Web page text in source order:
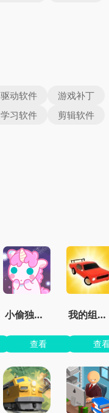
驱动软件
游戏补丁
学习软件
剪辑软件
小偷独角兽免费
查看
我的组装车
查